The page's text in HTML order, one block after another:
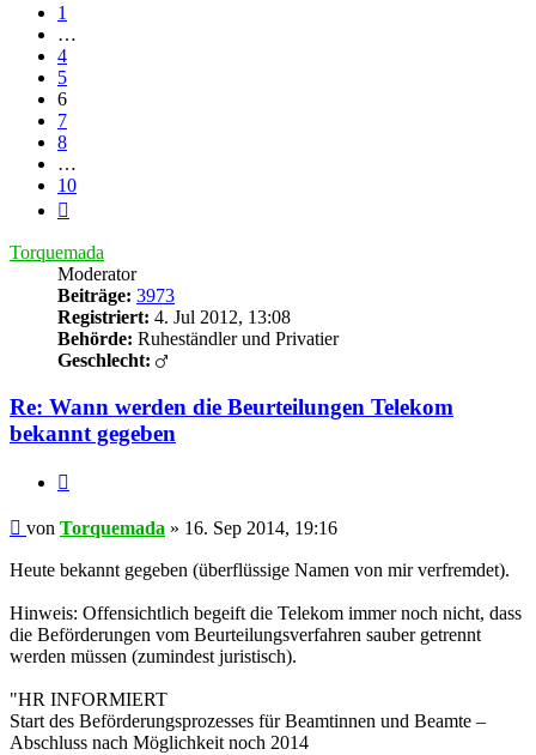
1
…
4
5
6
7
8
…
10
Torquemada
Moderator
Beiträge: 3973
Registriert: 4. Jul 2012, 13:08
Behörde: Ruheständler und Privatier
Geschlecht:
Re: Wann werden die Beurteilungen Telekom
bekannt gegeben
Beitrag
von Torquemada » 16. Sep 2014, 19:16
Heute bekannt gegeben (überflüssige Namen von mir verfremdet).
Hinweis: Offensichtlich begeift die Telekom immer noch nicht, dass
die Beförderungen vom Beurteilungsverfahren sauber getrennt
werden müssen (zumindest juristisch).
"HR INFORMIERT
Start des Beförderungsprozesses für Beamtinnen und Beamte –
Abschluss nach Möglichkeit noch 2014